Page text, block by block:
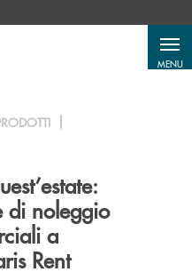
MENU
di noleggio
a
Rent